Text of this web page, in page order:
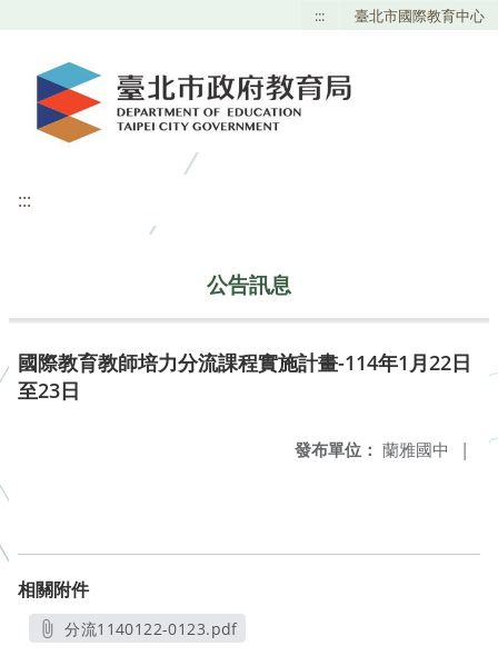
::: 臺北市國際教育中心
:::
公告訊息
國際教育教師培力分流課程實施計畫-114年1月22日
至23日
發布單位： 蘭雅國中 |
相關附件
分流1140122-0123.pdf